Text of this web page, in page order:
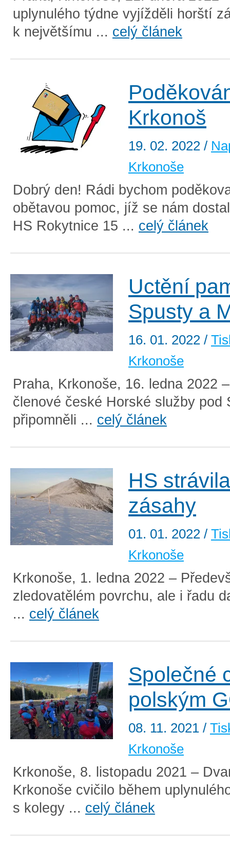
uplynulého týdne vyjížděli horští
k největšímu ... celý článek
Krkonoš
19. 02. 2022 /
Krkonoše
Dobrý den! Rádi bychom
obětavou pomoc, jíž se nám
HS Rokytnice 15 ... celý článek
Uctění
Spusty a
16. 01. 2022 /
Krkonoše
Praha, Krkonoše, 16. ledna 2022
členové české Horské služby pod
připomněli ... celý článek
HS
zásahy
01. 01. 2022 /
Krkonoše
Krkonoše, 1. ledna 2022 –
zledovatělém povrchu, ale i řadu
... celý článek
Společné
polským
08. 11. 2021 /
Krkonoše
Krkonoše, 8. listopadu 2021 –
Krkonoše cvičilo během
s kolegy ... celý článek